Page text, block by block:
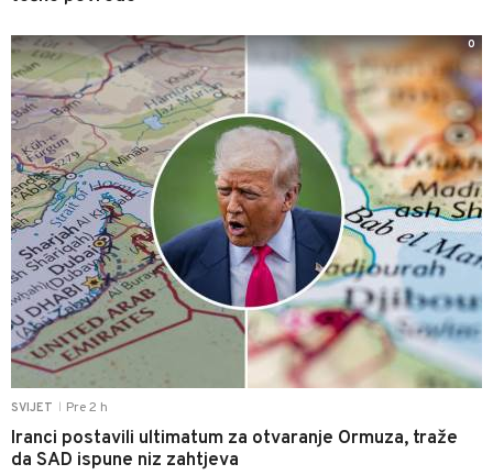
SVIJET Pre 2 h
Iranci postavili ultimatum za otvaranje Ormuza, traže
da SAD ispune niz zahtjeva
0